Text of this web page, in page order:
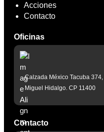
Acciones
Contacto
Oficinas
Calzada México Tacuba
Miguel Hidalgo. CP 11400
Contacto